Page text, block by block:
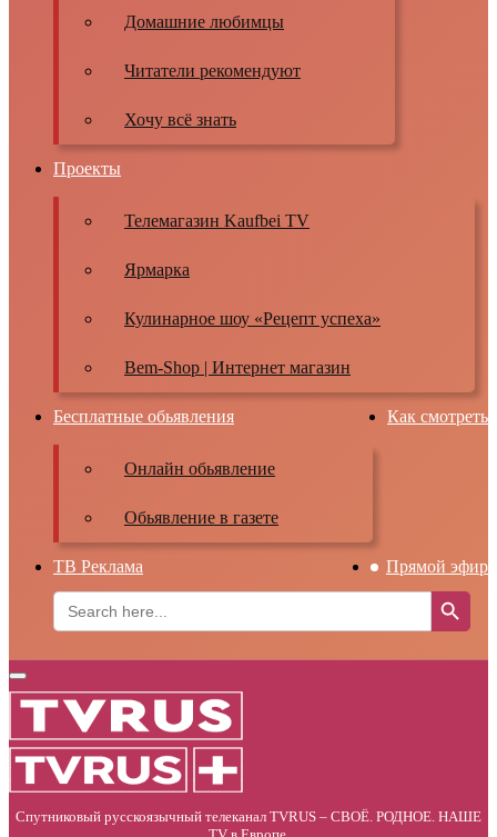
Домашние любимцы
Читатели рекомендуют
Хочу всё знать
Проекты
Телемагазин Kaufbei TV
Ярмарка
Кулинарное шоу «Рецепт успеха»
Bem-Shop | Интернет магазин
Бесплатные обьявления
Онлайн обьявление
Обьявление в газете
Как смотреть
ТВ Реклама
Прямой эфир
Search
for:
Search Button
Primary
Menu
Спутниковый русскоязычный телеканал TVRUS – СВОЁ. РОДНОЕ. НАШЕ